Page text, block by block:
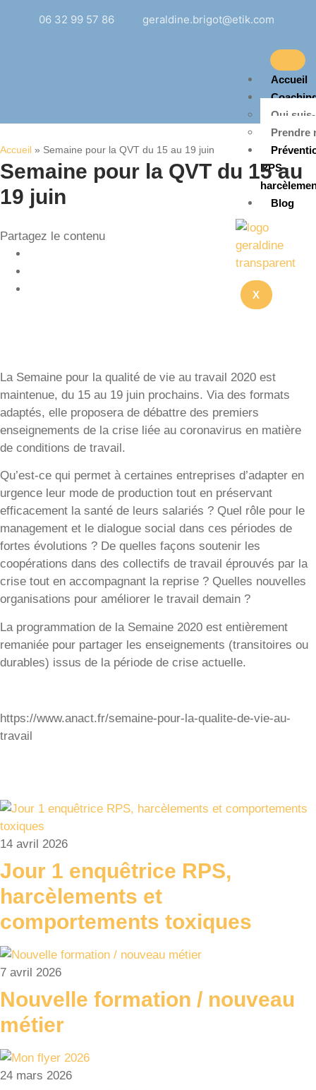
06 32 99 57 86 geraldine.brigot@etik.com
Accueil
Qui
Prendre
RPS -
Blog
X
Accueil » Semaine pour la QVT du 15 au 19 juin
Semaine pour la QVT du 15 au
19 juin
Partagez le contenu
La Semaine pour la qualité de vie au travail 2020 est
maintenue, du 15 au 19 juin prochains. Via des formats
adaptés, elle proposera de débattre des premiers
enseignements de la crise liée au coronavirus en matière
de conditions de travail.
Qu’est-ce qui permet à certaines entreprises d’adapter en
urgence leur mode de production tout en préservant
efficacement la santé de leurs salariés ? Quel rôle pour le
management et le dialogue social dans ces périodes de
fortes évolutions ? De quelles façons soutenir les
coopérations dans des collectifs de travail éprouvés par la
crise tout en accompagnant la reprise ? Quelles nouvelles
organisations pour améliorer le travail demain ?
La programmation de la Semaine 2020 est entièrement
remaniée pour partager les enseignements (transitoires ou
durables) issus de la période de crise actuelle.
https://www.anact.fr/semaine-pour-la-qualite-de-vie-au-
travail
14 avril 2026
Jour 1 enquêtrice RPS,
harcèlements et
comportements toxiques
7 avril 2026
Nouvelle formation / nouveau
métier
24 mars 2026